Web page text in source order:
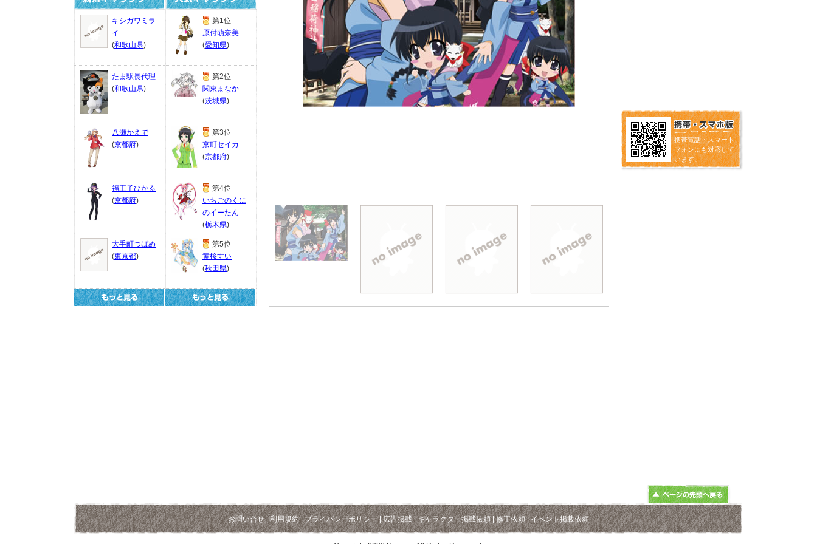
キシガワミラ
イ
(和歌山県)
たま駅長代理
(和歌山県)
八瀬かえで
(京都府)
福王子ひかる
(京都府)
大手町つばめ
(東京都)
第1位
原付萌奈美
(愛知県)
第2位
関東まなか
(茨城県)
第3位
京町セイカ
(京都府)
第4位
いちごのくに
のイーたん
(栃木県)
第5位
黄桜すい
(秋田県)
携帯電話・スマート
フォンにも対応して
います。
お問い合せ|利用規約|プライバシーポリシー|広告掲載|キャラクター掲載依頼|修正依頼|イベント掲載依頼